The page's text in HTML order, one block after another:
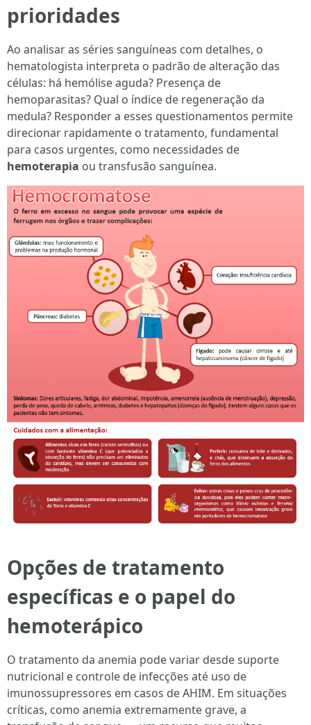
prioridades
Ao analisar as séries sanguíneas com detalhes, o
hematologista interpreta o padrão de alteração das
células: há hemólise aguda? Presença de
hemoparasitas? Qual o índice de regeneração da
medula? Responder a esses questionamentos permite
direcionar rapidamente o tratamento, fundamental
para casos urgentes, como necessidades de
hemoterapia ou transfusão sanguínea.
Opções de tratamento
específicas e o papel do
hemoterápico
O tratamento da anemia pode variar desde suporte
nutricional e controle de infecções até uso de
imunossupressores em casos de AHIM. Em situações
críticas, como anemia extremamente grave, a